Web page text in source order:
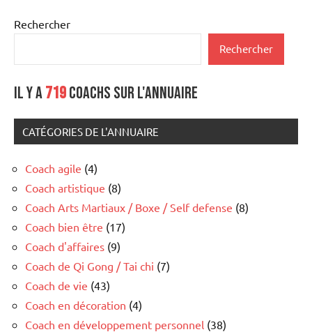
Rechercher
Rechercher
Il y a719coachs sur l'annuaire
CATÉGORIES DE L'ANNUAIRE
Coach agile (4)
Coach artistique (8)
Coach Arts Martiaux / Boxe / Self defense (8)
Coach bien être (17)
Coach d'affaires (9)
Coach de Qi Gong / Tai chi (7)
Coach de vie (43)
Coach en décoration (4)
Coach en développement personnel (38)